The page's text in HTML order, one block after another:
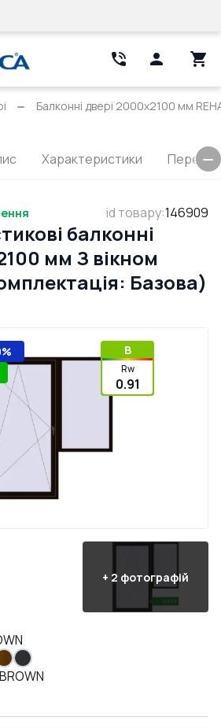
Балконні двері 2000x2100 мм
Характеристики
id товару:146909
балконні
мм З вікном
Базова)
B
Rw
0.91
+ 2 фотографій